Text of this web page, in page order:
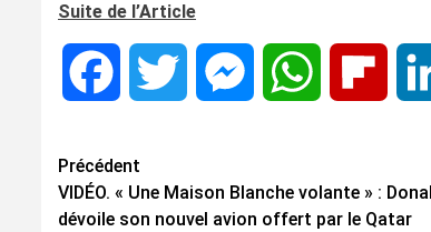
Suite de l’Article
Facebook Twitter MessengerWhatsApp
Navigation
d’article
Précédent
VIDÉO. « Une Maison Blanche volante » :
dévoile son nouvel avion offert par le Qatar